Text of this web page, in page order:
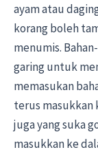
ayam atau
korang boleh
menumis.
garing untuk
memasukan
terus masukkan
juga yang suka
masukkan ke